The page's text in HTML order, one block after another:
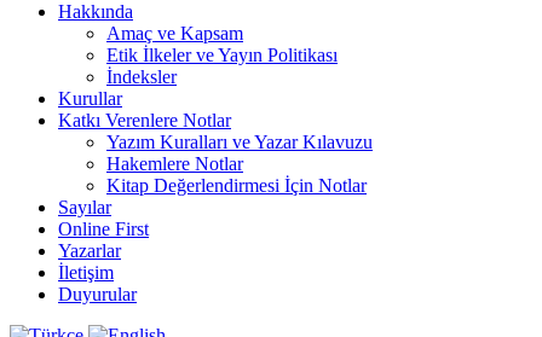
Hakkında
Amaç ve Kapsam
Etik İlkeler ve Yayın Politikası
İndeksler
Kurullar
Katkı Verenlere Notlar
Yazım Kuralları ve Yazar Kılavuzu
Hakemlere Notlar
Kitap Değerlendirmesi İçin Notlar
Sayılar
Online First
Yazarlar
İletişim
Duyurular